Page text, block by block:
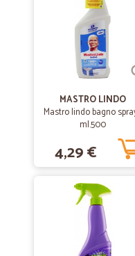
MOLTE SCATOLE DA
OTTIMO E SUPERIORE ALLE
MASTRO LINDO
Mastro lindo bagno
ml.500
4,29 €